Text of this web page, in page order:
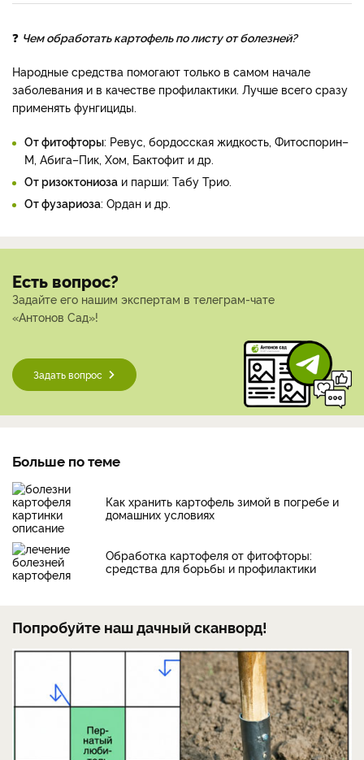
❓ Чем обработать картофель по листу от болезней?
Народные средства помогают только в самом начале
заболевания и в качестве профилактики. Лучше всего сразу
применять фунгициды.
От фитофторы: Ревус, бордосская жидкость, Фитоспорин–
М, Абига–Пик, Хом, Бактофит и др.
От ризоктониоза и парши: Табу Трио.
От фузариоза: Ордан и др.
Есть вопрос?
Задайте его нашим экспертам в телеграм-чате
«Антонов Сад»!
Задать вопрос
Больше по теме
Как хранить картофель зимой в погребе и
домашних условиях
Обработка картофеля от фитофторы:
средства для борьбы и профилактики
Попробуйте наш дачный сканворд!